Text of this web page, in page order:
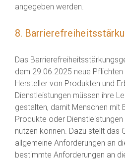
angegeben werden.
8.
Das
dem 29.06.2025 neue Pflichten
Hersteller von Produkten und
Dienstleistungen müssen ihre
gestalten, damit Menschen mit
Produkte oder
nutzen können. Dazu stellt das
allgemeine Anforderungen an
bestimmte Anforderungen an